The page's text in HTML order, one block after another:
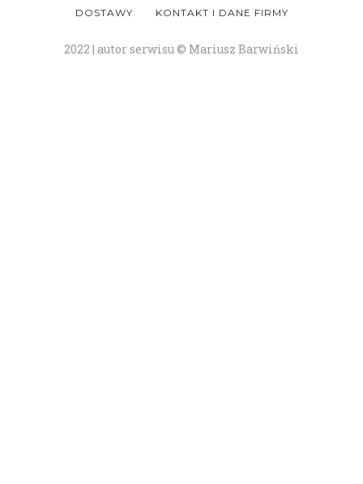
DOSTAWY
KONTAKT I DANE FIRMY
2022 | autor serwisu © Mariusz Barwiński